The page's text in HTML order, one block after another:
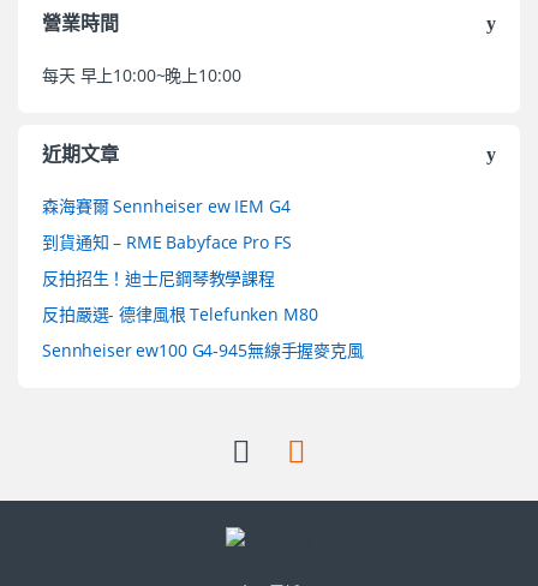
營業時間
每天 早上10:00~晚上10:00
近期文章
森海賽爾 Sennheiser ew IEM G4
到貨通知 – RME Babyface Pro FS
反拍招生！迪士尼鋼琴教學課程
反拍嚴選- 德律風根 Telefunken M80
Sennheiser ew100 G4-945無線手握麥克風